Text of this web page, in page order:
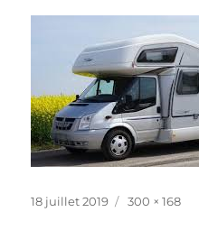
Publié
18 juillet 2019
Taille
300 × 168